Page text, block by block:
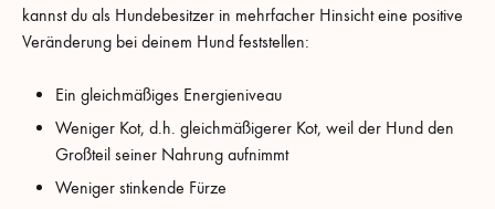
kannst du als Hundebesitzer in mehrfacher Hinsicht eine positive
Veränderung bei deinem Hund feststellen:
Ein gleichmäßiges Energieniveau
Weniger Kot, d.h. gleichmäßigerer Kot, weil der Hund den
Großteil seiner Nahrung aufnimmt
Weniger stinkende Fürze